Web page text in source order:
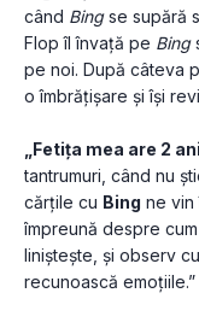
când Bing se supără
Flop îl învață pe Bing
pe noi. După câteva
o îmbrățișare și își
„Fetița mea are 2 ani
tantrumuri, când nu
cărțile cu Bing ne vin
împreună despre
liniștește, și observ
recunoască